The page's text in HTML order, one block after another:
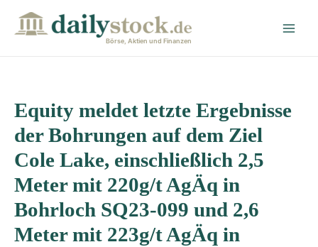
Börse, Aktien und Finanzen
Equity meldet letzte Ergebnisse
der Bohrungen auf dem Ziel
Cole Lake, einschließlich 2,5
Meter mit 220g/t AgÄq in
Bohrloch SQ23-099 und 2,6
Meter mit 223g/t AgÄq in